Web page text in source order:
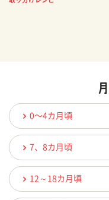
0〜4カ月頃
7、8カ月頃
12～18カ月頃